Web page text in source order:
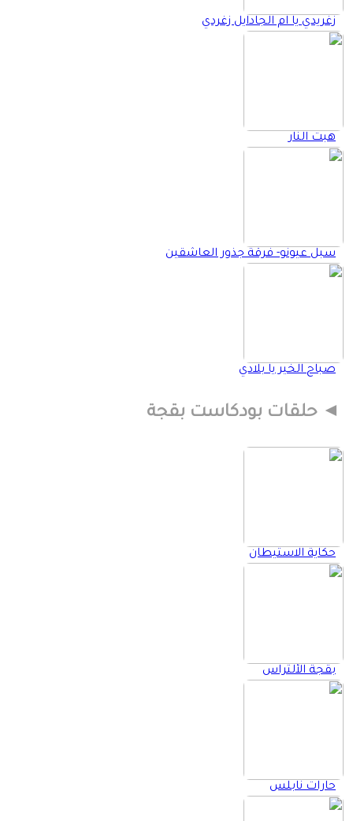
زغريدي يا ام الجادايل زغردي
هبت النار
سبل عيونو- فرقة جذور العاشقين
صباح الخير يا بلادي
حلقات بودكاست بقجة
حكاية الاستيطان
بقجة الألتراس
حارات نابلس